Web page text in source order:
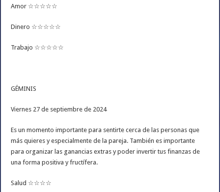
Amor ☆☆☆☆☆
Dinero ☆☆☆☆☆
Trabajo ☆☆☆☆☆
GÉMINIS
Viernes 27 de septiembre de 2024
Es un momento importante para sentirte cerca de las personas que
más quieres y especialmente de la pareja. También es importante
para organizar las ganancias extras y poder invertir tus finanzas de
una forma positiva y fructífera.
Salud ☆☆☆☆